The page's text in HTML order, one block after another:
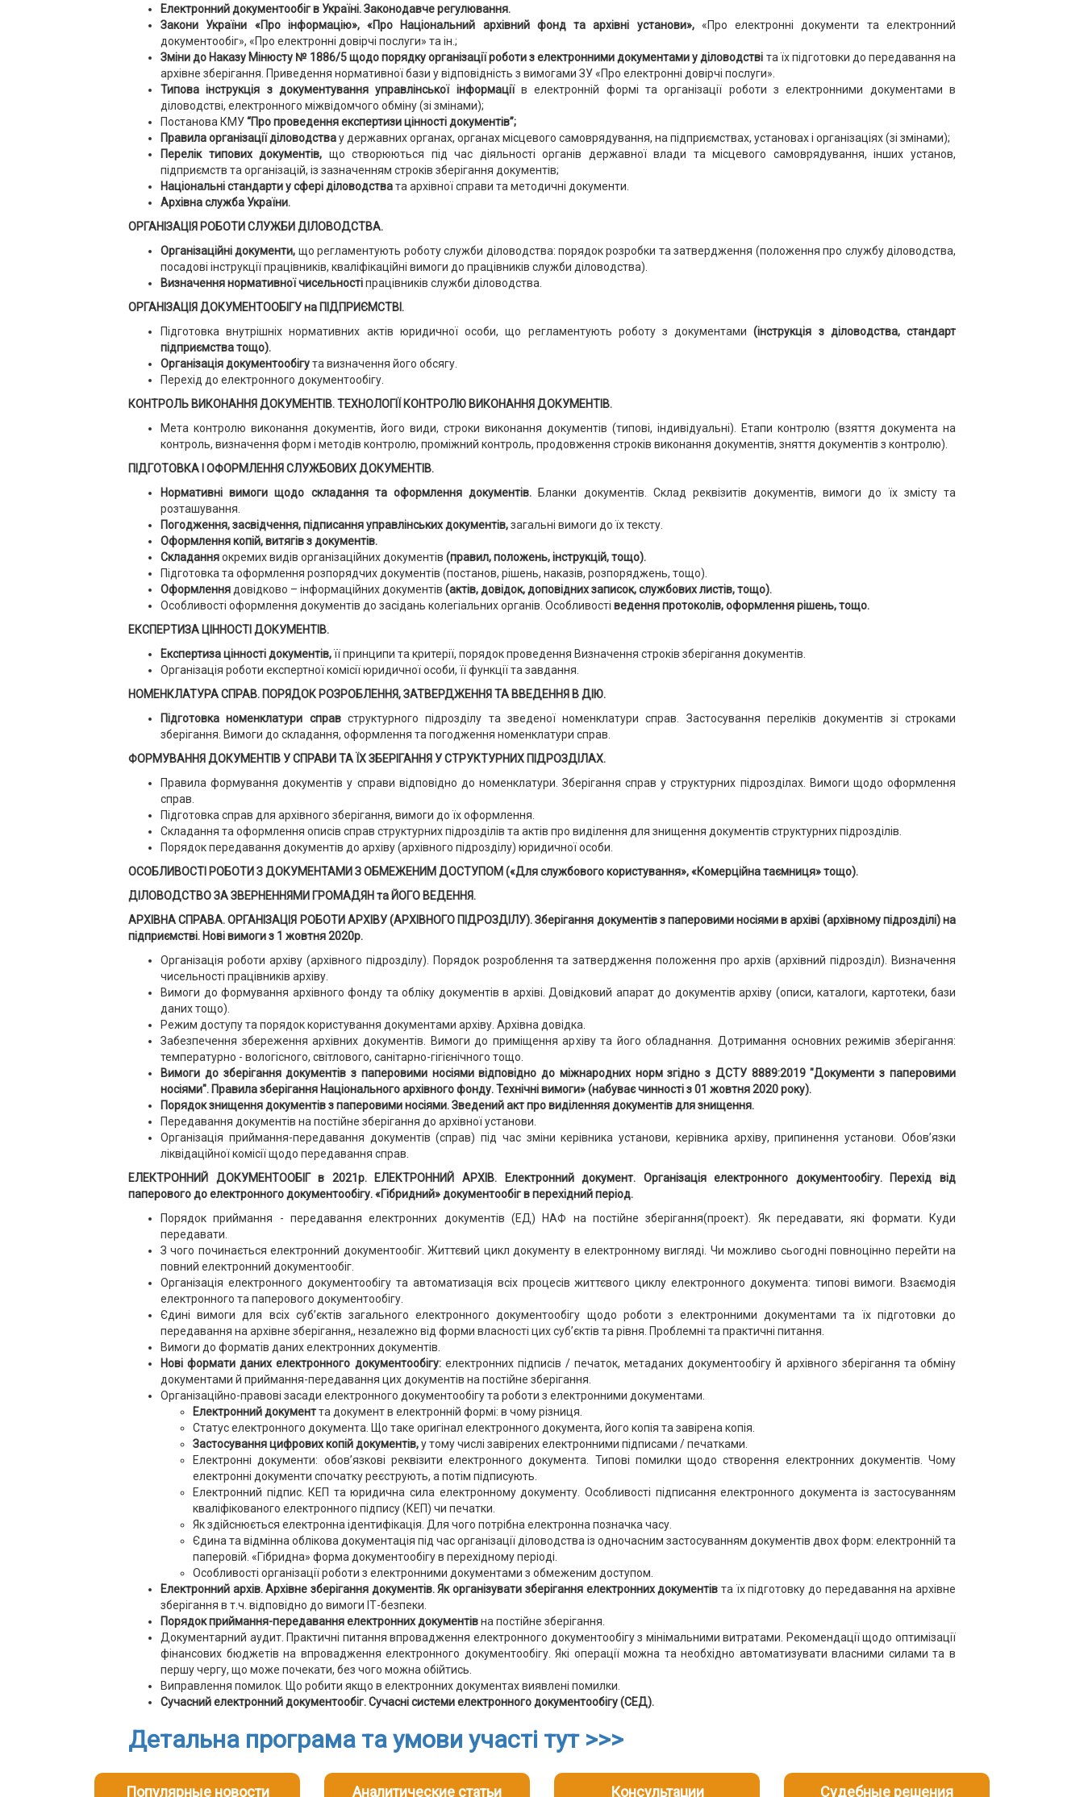
Електронний документообіг в Україні. Законодавче регулювання.
Закони України «Про інформацію», «Про Національний архівний фонд та архівні установи», «Про електронні документи та електронний
документообіг», «Про електронні довірчі послуги» та ін.;
Зміни до Наказу Мінюсту № 1886/5 щодо порядку організації роботи з електронними документами у діловодстві та їх підготовки до передавання на
архівне зберігання. Приведення нормативної бази у відповідність з вимогами ЗУ «Про електронні довірчі послуги».
Типова інструкція з документування управлінської інформації в електронній формі та організації роботи з електронними документами в
діловодстві, електронного міжвідомчого обміну (зі змінами);
Постанова КМУ“Про проведення експертизи цінності документів”;
Правила організації діловодствау державних органах, органах місцевого самоврядування, на підприємствах, установах і організаціях (зі змінами);
Перелік типових документів, що створюються під час діяльності органів державної влади та місцевого самоврядування, інших установ,
підприємств та організацій, із зазначенням строків зберігання документів;
Національні стандарти у сфері діловодствата архівної справи та методичні документи.
Архівна служба України.
ОРГАНІЗАЦІЯ РОБОТИ СЛУЖБИ ДІЛОВОДСТВА.
Організаційні документи, що регламентують роботу служби діловодства: порядок розробки та затвердження (положення про службу діловодства,
посадові інструкції працівників, кваліфікаційні вимоги до працівників служби діловодства).
Визначення нормативної чисельностіпрацівників служби діловодства.
ОРГАНІЗАЦІЯ ДОКУМЕНТООБІГУ на ПІДПРИЄМСТВІ.
Підготовка внутрішніх нормативних актів юридичної особи, що регламентують роботу з документами(інструкція з діловодства, стандарт
підприємства тощо).
Організація документообігута визначення його обсягу.
Перехід до електронного документообігу.
КОНТРОЛЬ ВИКОНАННЯ ДОКУМЕНТІВ. ТЕХНОЛОГІЇ КОНТРОЛЮ ВИКОНАННЯ ДОКУМЕНТІВ.
Мета контролю виконання документів, його види, строки виконання документів (типові, індивідуальні). Етапи контролю (взяття документа на
контроль, визначення форм і методів контролю, проміжний контроль, продовження строків виконання документів, зняття документів з контролю).
ПІДГОТОВКА І ОФОРМЛЕННЯ СЛУЖБОВИХ ДОКУМЕНТІВ.
Нормативні вимоги щодо складання та оформлення документів.
Бланки документів. Склад реквізитів документів, вимоги до їх змісту та
розташування.
Погодження, засвідчення, підписання управлінських документів,загальні вимоги до їх тексту.
Оформлення копій, витягів з документів.
Складанняокремих видів організаційних документів (правил, положень, інструкцій, тощо).
Підготовка та оформлення розпорядчих документів (постанов, рішень, наказів, розпоряджень, тощо).
Оформлення довідково – інформаційних документів (актів, довідок, доповідних записок, службових листів, тощо).
Особливості оформлення документів до засідань колегіальних органів. Особливості ведення протоколів, оформлення рішень, тощо.
ЕКСПЕРТИЗА ЦІННОСТІ ДОКУМЕНТІВ.
Експертиза цінності документів,її принципи та критерії, порядок проведення Визначення строків зберігання документів.
Організація роботи експертної комісії юридичної особи, її функції та завдання.
НОМЕНКЛАТУРА СПРАВ. ПОРЯДОК РОЗРОБЛЕННЯ, ЗАТВЕРДЖЕННЯ ТА ВВЕДЕННЯ В ДІЮ.
Підготовка номенклатури справструктурного підрозділу та зведеної номенклатури справ. Застосування переліків документів зі строками
зберігання. Вимоги до складання, оформлення та погодження номенклатури справ.
ФОРМУВАННЯ ДОКУМЕНТІВ У СПРАВИ ТА ЇХ ЗБЕРІГАННЯ У СТРУКТУРНИХ ПІДРОЗДІЛАХ.
Правила формування документів у справи відповідно до номенклатури. Зберігання справ у структурних підрозділах. Вимоги щодо оформлення
справ.
Підготовка справ для архівного зберігання, вимоги до їх оформлення.
Складання та оформлення описів справ структурних підрозділів та актів про виділення для знищення документів структурних підрозділів.
Порядок передавання документів до архіву (архівного підрозділу) юридичної особи.
ОСОБЛИВОСТІ РОБОТИ З ДОКУМЕНТАМИ З ОБМЕЖЕНИМ ДОСТУПОМ («Для службового користування», «Комерційна таємниця» тощо).
ДІЛОВОДСТВО ЗА ЗВЕРНЕННЯМИ ГРОМАДЯН та ЙОГО ВЕДЕННЯ.
АРХІВНА СПРАВА. ОРГАНІЗАЦІЯ РОБОТИ АРХІВУ (АРХІВНОГО ПІДРОЗДІЛУ). Зберігання документів з паперовими носіями в архіві (архівному підрозділі) на
підприємстві. Нові вимоги з 1 жовтня 2020р.
Організація роботи архіву (архівного підрозділу). Порядок розроблення та затвердження положення про архів (архівний підрозділ). Визначення
чисельності працівників архіву.
Вимоги до формування архівного фонду та обліку документів в архіві. Довідковий апарат до документів архіву (описи, каталоги, картотеки, бази
даних тощо).
Режим доступу та порядок користування документами архіву. Архівна довідка.
Забезпечення збереження архівних документів. Вимоги до приміщення архіву та його обладнання. Дотримання основних режимів зберігання:
температурно - вологісного, світлового, санітарно-гігієнічного тощо.
Вимоги до зберігання документів з паперовими носіями відповідно до міжнародних норм згідно з ДСТУ 8889:2019 "Документи з паперовими
носіями". Правила зберігання Національного архівного фонду. Технічні вимоги» (набуває чинності з 01 жовтня 2020 року).
Порядок знищення документів з паперовими носіями. Зведений акт про виділенняя документів для знищення.
Передавання документів на постійне зберігання до архівної установи.
Організація приймання-передавання документів (справ) під час зміни керівника установи, керівника архіву, припинення установи. Обов’язки
ліквідаційної комісії щодо передавання справ.
ЕЛЕКТРОННИЙ ДОКУМЕНТООБІГ в 2021р. ЕЛЕКТРОННИЙ АРХІВ. Електронний документ. Організація електронного документообігу. Перехід від
паперового до електронного документообігу. «Гібридний» документообіг в перехідний період.
Порядок приймання - передавання електронних документів (ЕД) НАФ на постійне зберігання(проект). Як передавати, які формати. Куди
передавати.
З чого починається електронний документообіг. Життєвий цикл документу в електронному вигляді. Чи можливо сьогодні повноцінно перейти на
повний електронний документообіг.
Організація електронного документообігу та автоматизація всіх процесів життєвого циклу електронного документа: типові вимоги. Взаємодія
електронного та паперового документообігу.
Єдині вимоги для всіх суб’єктів загального електронного документообігу щодо роботи з електронними документами та їх підготовки до
передавання на архівне зберігання,, незалежно від форми власності цих суб’єктів та рівня. Проблемні та практичні питання.
Вимоги до форматів даних електронних документів.
Нові формати даних електронного документообігу: електронних підписів / печаток, метаданих документообігу й архівного зберігання та обміну
документами й приймання-передавання цих документів на постійне зберігання.
Організаційно-правові засади електронного документообігу та роботи з електронними документами.
Електронний документта документ в електронній формі: в чому різниця.
Статус електронного документа. Що таке оригінал електронного документа, його копія та завірена копія.
Застосування цифрових копій документів,у тому числі завірених електронними підписами / печатками.
Електронні документи: обов’язкові реквізити електронного документа. Типові помилки щодо створення електронних документів. Чому
електронні документи спочатку реєструють, а потім підписують.
Електронний підпис. КЕП та юридична сила електронному документу. Особливості підписання електронного документа із застосуванням
кваліфікованого електронного підпису (КЕП) чи печатки.
Як здійснюється електронна ідентифікація. Для чого потрібна електронна позначка часу.
Єдина та відмінна облікова документація під час організації діловодства із одночасним застосуванням документів двох форм: електронній та
паперовій. «Гібридна» форма документообігу в перехідному періоді.
Особливості організації роботи з електронними документами з обмеженим доступом.
Електронний архів. Архівне зберігання документів. Як організувати зберігання електронних документів та їх підготовку до передавання на архівне
зберігання в т.ч. відповідно до вимоги ІТ-безпеки.
Порядок приймання-передавання електронних документівна постійне зберігання.
Документарний аудит. Практичні питання впровадження електронного документообігу з мінімальними витратами. Рекомендації щодо оптимізації
фінансових бюджетів на впровадження електронного документообігу. Які операції можна та необхідно автоматизувати власними силами та в
першу чергу, що може почекати, без чого можна обійтись.
Виправлення помилок. Що робити якщо в електронних документах виявлені помилки.
Сучасний електронний документообіг. Сучасні системи електронного документообігу (СЕД).
Детальна програма та умови участі тут >>>
Популярные новости Аналитические статьи Консультации Судебные решения